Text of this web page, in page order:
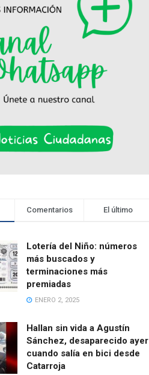
Comentarios El último
Lotería del Niño: números
más buscados y
terminaciones más
premiadas
ENERO 2, 2025
Hallan sin vida a Agustín
Sánchez, desaparecido ayer
cuando salía en bici desde
Catarroja